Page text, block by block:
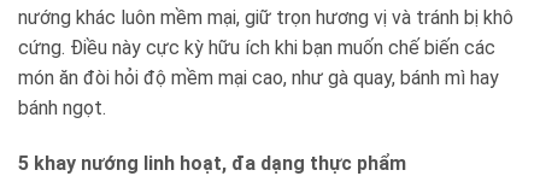
nướng khác luôn mềm mại, giữ trọn hương vị và tránh bị khô
cứng. Điều này cực kỳ hữu ích khi bạn muốn chế biến các
món ăn đòi hỏi độ mềm mại cao, như gà quay, bánh mì hay
bánh ngọt.
5 khay nướng linh hoạt, đa dạng thực phẩm